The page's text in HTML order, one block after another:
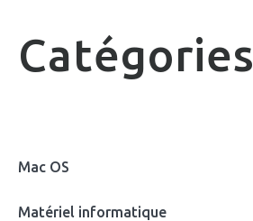
Catégories
Mac OS
Matériel informatique